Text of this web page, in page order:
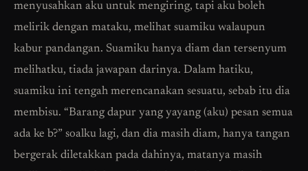
menyusahkan aku untuk mengiring, tapi aku boleh
melirik dengan mataku, melihat suamiku walaupun
kabur pandangan. Suamiku hanya diam dan tersenyum
melihatku, tiada jawapan darinya. Dalam hatiku,
suamiku ini tengah merencanakan sesuatu, sebab itu dia
membisu. “Barang dapur yang yayang (aku) pesan semua
ada ke b?” soalku lagi, dan dia masih diam, hanya tangan
bergerak diletakkan pada dahinya, matanya masih